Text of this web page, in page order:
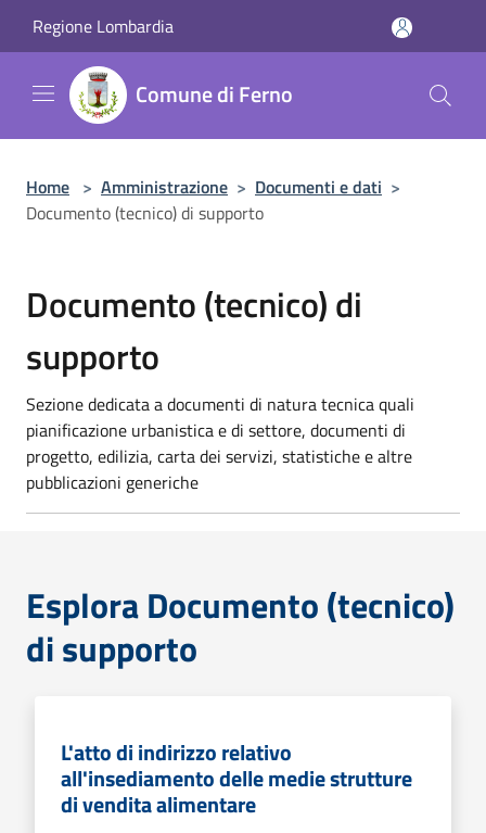
Regione Lombardia
Comune di Ferno
Home > Amministrazione > Documenti e dati >
Documento (tecnico) di supporto
Documento (tecnico) di
supporto
Sezione dedicata a documenti di natura tecnica quali
pianificazione urbanistica e di settore, documenti di
progetto, edilizia, carta dei servizi, statistiche e altre
pubblicazioni generiche
Esplora Documento (tecnico)
di supporto
L'atto di indirizzo relativo
all'insediamento delle medie strutture
di vendita alimentare